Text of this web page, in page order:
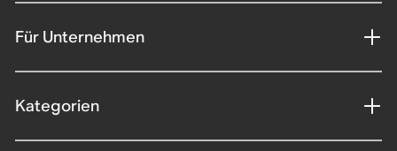
Für Unternehmen
Kategorien